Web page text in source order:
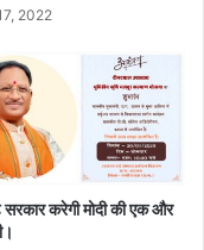
2022
सरकार करेगी मोदी की एक और